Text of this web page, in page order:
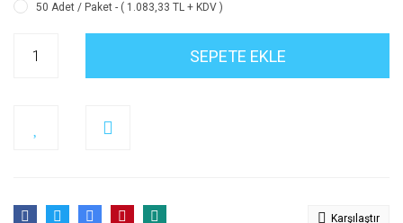
50 Adet / Paket - ( 1.083,33 TL + KDV )
SEPETE EKLE
Karşılaştır